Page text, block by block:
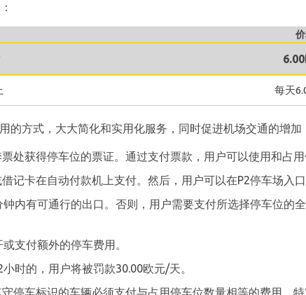
每天
的方式，大大简化和实用化服务，同时促进机场交通的增加
处获得停车位的票证。通过支付票款，用户可以使用和占
记卡在自动付款机上支付。然后，用户可以在P2停车场入
内有可通行的出口。否则，用户需要支付所选择停车位的
支付额外的停车费用。
时的，用户将被罚款30.00欧元/天。
停车标识的车辆必须支付与占用停车位数量相等的费用。